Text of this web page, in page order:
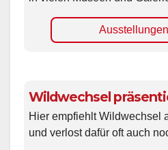
Wildwechsel
Hier empfiehlt Wildwechsel
und verlost dafür oft auch